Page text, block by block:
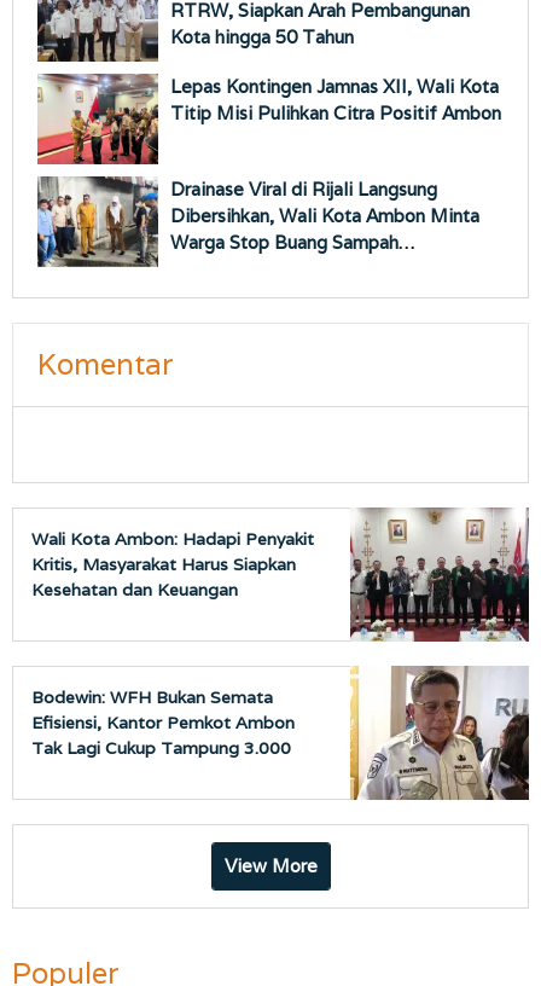
RTRW, Siapkan Arah Pembangunan
Kota hingga 50 Tahun
Lepas Kontingen Jamnas XII, Wali Kota
Titip Misi Pulihkan Citra Positif Ambon
Drainase Viral di Rijali Langsung
Dibersihkan, Wali Kota Ambon Minta
Warga Stop Buang Sampah
Komentar
Wali Kota Ambon: Hadapi Penyakit
Kritis, Masyarakat Harus Siapkan
Kesehatan dan Keuangan
Bodewin: WFH Bukan Semata
Efisiensi, Kantor Pemkot Ambon
Tak Lagi Cukup Tampung 3.000
View More
Populer